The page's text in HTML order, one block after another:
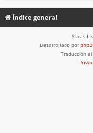
Índice general
Stasis
Desarrollado por
Traducción